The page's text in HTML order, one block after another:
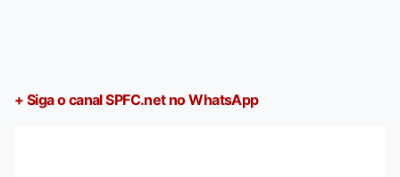
+ Siga o canal SPFC.net no WhatsApp